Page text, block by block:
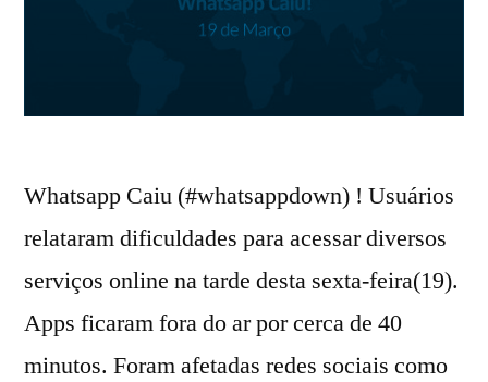
Whatsapp Caiu (#whatsappdown) ! Usuários
relataram dificuldades para acessar diversos
serviços online na tarde desta sexta-feira(19).
Apps ficaram fora do ar por cerca de 40
minutos. Foram afetadas redes sociais como